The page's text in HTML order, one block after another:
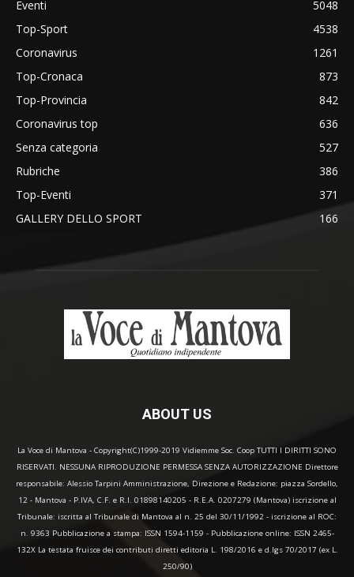
Eventi
5048
Top-Sport
4538
Coronavirus
1261
Top-Cronaca
873
Top-Provincia
842
Coronavirus top
636
Senza categoria
527
Rubriche
386
Top-Eventi
371
GALLERY DELLO SPORT
166
ABOUT US
La Voce di Mantova - Copyright(C)1999-2019 Vidiemme Soc. Coop TUTTI I DIRITTI SONO
RISERVATI. NESSUNA RIPRODUZIONE PERMESSA SENZA AUTORIZZAZIONE Direttore
responsabile: Alessio Tarpini Amministrazione, Direzione e Redazione: piazza Sordello,
12 - Mantova - P.IVA, C.F. e R.I. 01898140205 - R.E.A. 0207279 (Mantova) iscrizione al
Tribunale: iscritta al Tribunale di Mantova al n. 25 del 30/11/1992 - iscrizione al ROC:
n. 9363 Pubblicazione a stampa: ISSN 1594-1159 - Pubblicazione online: ISSN 2465-
132X La testata fruisce dei contributi diretti editoria L. 198/2016 e d.lgs 70/2017 (ex L.
250/90)